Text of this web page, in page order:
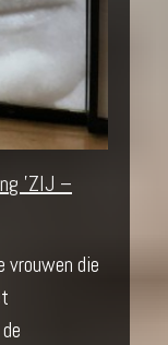
'ZIJ –
vrouwen die